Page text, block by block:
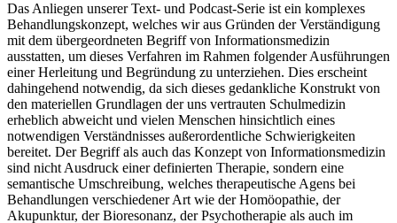
Das Anliegen unserer Text- und Podcast-Serie ist ein komplexes
Behandlungskonzept, welches wir aus Gründen der Verständigung
mit dem übergeordneten Begriff von Informationsmedizin
ausstatten, um dieses Verfahren im Rahmen folgender Ausführungen
einer Herleitung und Begründung zu unterziehen. Dies erscheint
dahingehend notwendig, da sich dieses gedankliche Konstrukt von
den materiellen Grundlagen der uns vertrauten Schulmedizin
erheblich abweicht und vielen Menschen hinsichtlich eines
notwendigen Verständnisses außerordentliche Schwierigkeiten
bereitet. Der Begriff als auch das Konzept von Informationsmedizin
sind nicht Ausdruck einer definierten Therapie, sondern eine
semantische Umschreibung, welches therapeutische Agens bei
Behandlungen verschiedener Art wie der Homöopathie, der
Akupunktur, der Bioresonanz, der Psychotherapie als auch im